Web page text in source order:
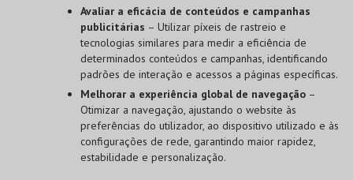
Avaliar a eficácia de conteúdos e campanhas
publicitárias – Utilizar píxeis de rastreio e
tecnologias similares para medir a eficiência de
determinados conteúdos e campanhas, identificando
padrões de interação e acessos a páginas específicas.
Melhorar a experiência global de navegação–
Otimizar a navegação, ajustando o website às
preferências do utilizador, ao dispositivo utilizado e às
configurações de rede, garantindo maior rapidez,
estabilidade e personalização.